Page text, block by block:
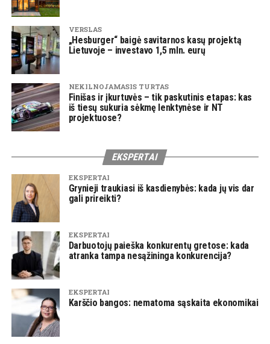
VERSLAS
„Hesburger“ baigė savitarnos kasų projektą
Lietuvoje – investavo 1,5 mln. eurų
NEKILNOJAMASIS TURTAS
Finišas ir įkurtuvės – tik paskutinis etapas: kas
iš tiesų sukuria sėkmę lenktynėse ir NT
projektuose?
EKSPERTAI
EKSPERTAI
Grynieji traukiasi iš kasdienybės: kada jų vis dar
gali prireikti?
EKSPERTAI
Darbuotojų paieška konkurentų gretose: kada
atranka tampa nesąžininga konkurencija?
EKSPERTAI
Karščio bangos: nematoma sąskaita ekonomikai